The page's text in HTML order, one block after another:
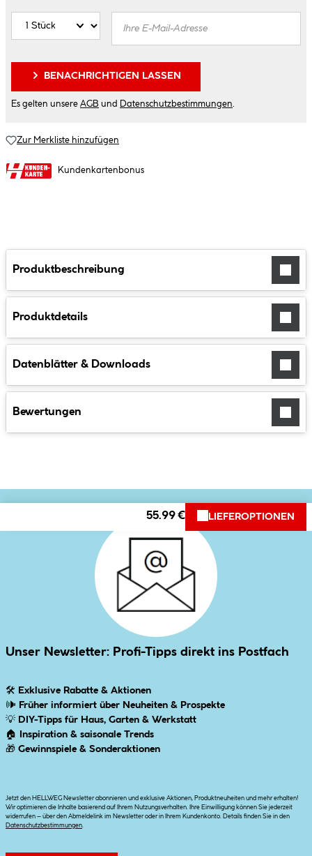
BENACHRICHTIGEN LASSEN
Es gelten unsere AGB und Datenschutzbestimmungen
Zur Merkliste hinzufügen
Kundenkartenbonus
Produktbeschreibung
Produktdetails
Datenblätter & Downloads
Bewertungen
55.99 € LIEFEROPTIONEN
Unser Newsletter: Profi-Tipps direkt ins Postfach
🛠 Exklusive Rabatte & Aktionen
🕪 Früher informiert über Neuheiten & Prospekte
💡 DIY-Tipps für Haus, Garten & Werkstatt
🏠
Inspiration & saisonale Trends
🎁 Gewinnspiele & Sonderaktionen
Jetzt den HELLWEG Newsletter abonnieren und exklusive Aktionen, Produktneuheiten und mehr erhalten!
Wir optimieren die Inhalte basierend auf Ihrem Nutzungsverhalten. Ihre Einwilligung können Sie jederzeit
widerrufen – über den Abmeldelink im Newsletter oder in Ihrem Kundenkonto. Details finden Sie in den
Datenschutzbestimmungen